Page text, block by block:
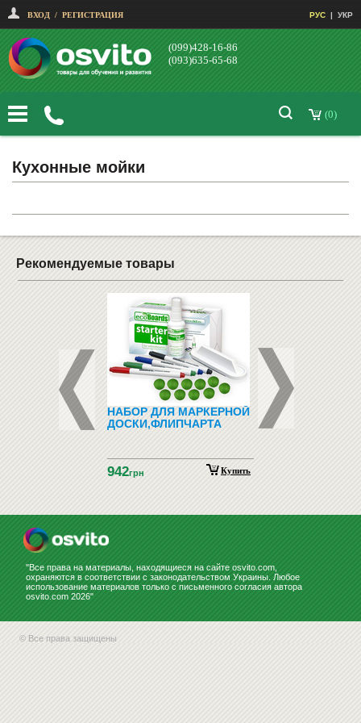
ВХОД / РЕГИСТРАЦИЯ РУС | УКР
(099)428-16-86
(093)635-65-68
(0)
Кухонные мойки
Рекомендуемые товары
НАБОР ДЛЯ МАРКЕРНОЙ
ДОСКИ,ФЛИПЧАРТА
942грн Купить
ЗООТОВАРЫ
ДЛЯ ЖИВОТНЫХ)
"Все права на материалы, находящиеся на сайте osvito.com,
охраняются в соответствии с законодательством Украины. Любое
использование материалов только с письменного согласия автора
osvito.com 2026"
© Все права защищены